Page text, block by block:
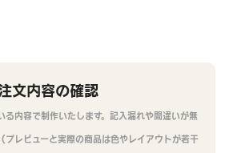
文内容の確認
る内容で制作いたします。記入漏れや間違いが無
プレビューと実際の商品は色やレイアウトが若干